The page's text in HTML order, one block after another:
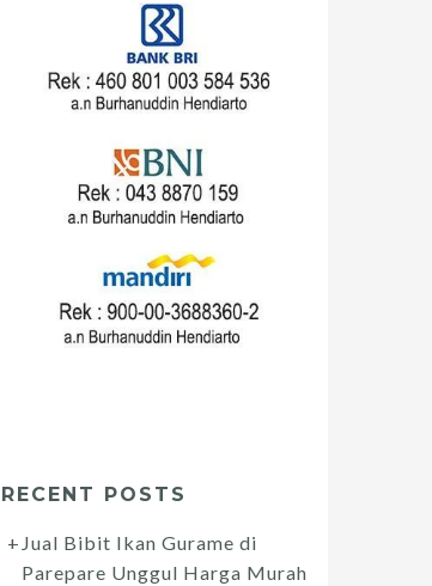
RECENT POSTS
Jual Bibit Ikan Gurame di
Parepare Unggul Harga Murah